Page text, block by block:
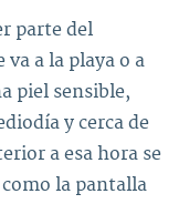
parte del
a la playa o a
piel sensible,
y cerca de
a esa hora se
la pantalla